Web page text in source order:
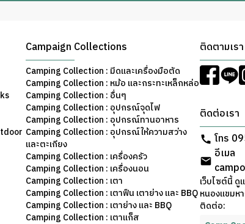
Campaign Collections
Camping Collection : มีดและเครื่องมือตัด
Camping Collection : หม้อ และกระทะเหล็กหล่อ
Camping Collection : อื่นๆ
Camping Collection : อุปกรณ์จุดไฟ
Camping Collection : อุปกรณ์ทานอาหาร
Camping Collection : อุปกรณ์ให้ความสว่าง
และตะเกียง
Camping Collection : เครื่องครัว
Camping Collection : เครื่องนอน
Camping Collection : เตา
Camping Collection : เตาฟืน เตาย่าง และ BBQ
Camping Collection : เตาย่าง และ BBQ
Camping Collection : เตาแก็ส
ติดตามเรา
ติดต่อเรา
โทร
อีเมล
เว็บไซต์นี้ ดู
หนองแขมห
ติดต่อ: